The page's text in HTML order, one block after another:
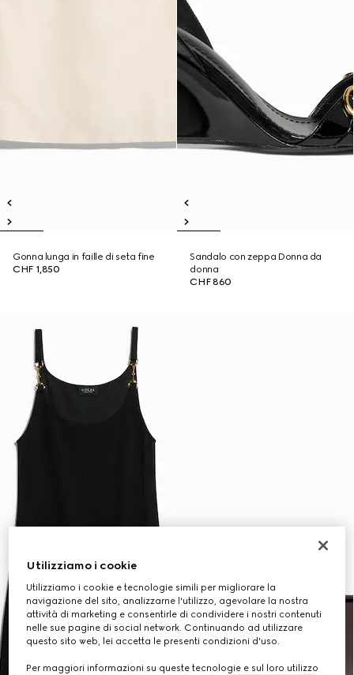
Gonna lunga in faille di seta fine
CHF 1,850
Sandalo con zeppa Donna da
donna
CHF 860
Utilizziamo i cookie
Utilizziamo i cookie e tecnologie simili per migliorare la
navigazione del sito, analizzarne l'utilizzo, agevolare la nostra
attività di marketing e consentirle di condividere i nostri contenuti
nelle sue pagine di social network. Continuando ad utilizzare
questo sito web, lei accetta le presenti condizioni d'uso.
Per maggiori informazioni su queste tecnologie e sul loro utilizzo